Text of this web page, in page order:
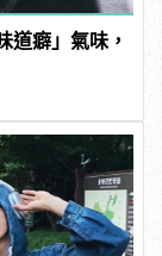
道癖」氣味，